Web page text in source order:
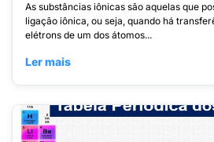
As substâncias iônicas são aquelas que
ligação iônica, ou seja, quando há
elétrons de um dos átomos...
Ler mais